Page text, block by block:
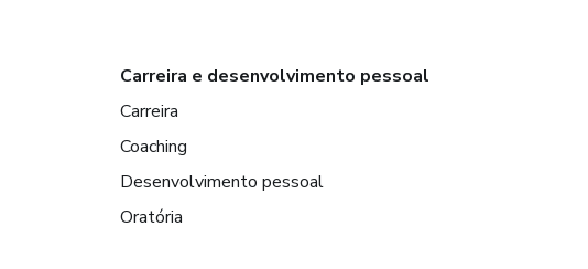
Carreira e desenvolvimento pessoal
Carreira
Coaching
Desenvolvimento pessoal
Oratória